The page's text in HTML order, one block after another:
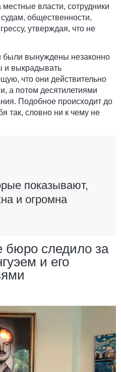
власти, сотрудники
общественности,
утверждая, что не
были вынуждены незаконно
и выкрадывать
что они действительно
а потом десятилетиями
Подобное происходит до
так, словно ни к чему не
показывают,
и огромна
бюро следило за
и его